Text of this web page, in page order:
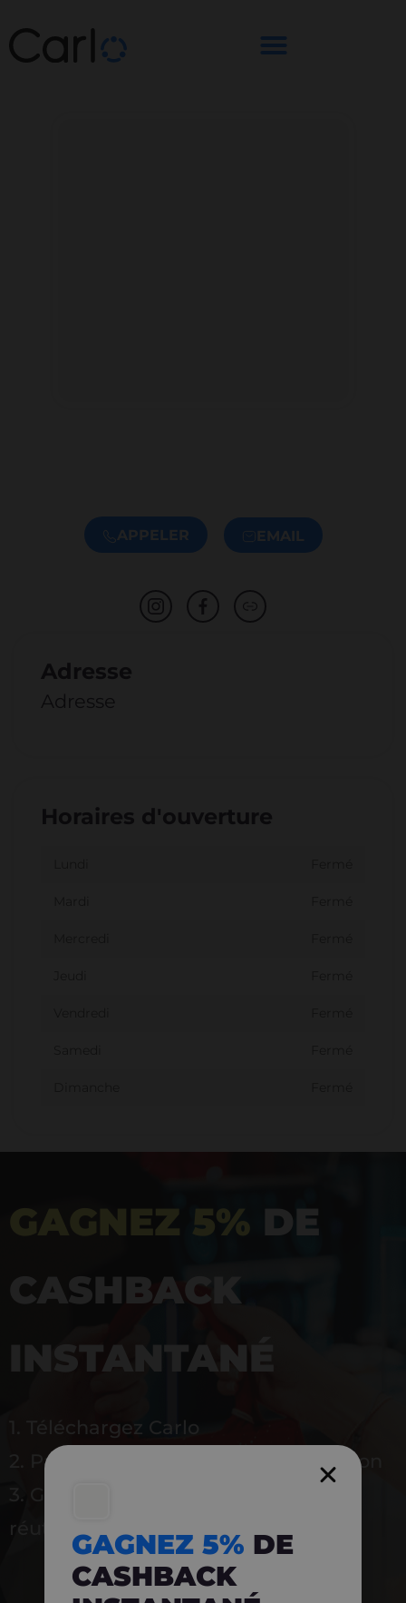
APPELER EMAIL
Adresse
Adresse
Horaires d'ouverture
GAGNEZ 5% DE
CASHBACK
INSTANTANÉ
1. Téléchargez Carlo
2. Payez en magasin avec l’application
3. Gagnez instantanément 5 % à
réutiliserGAGNEZ 5% DE
CASHBACK